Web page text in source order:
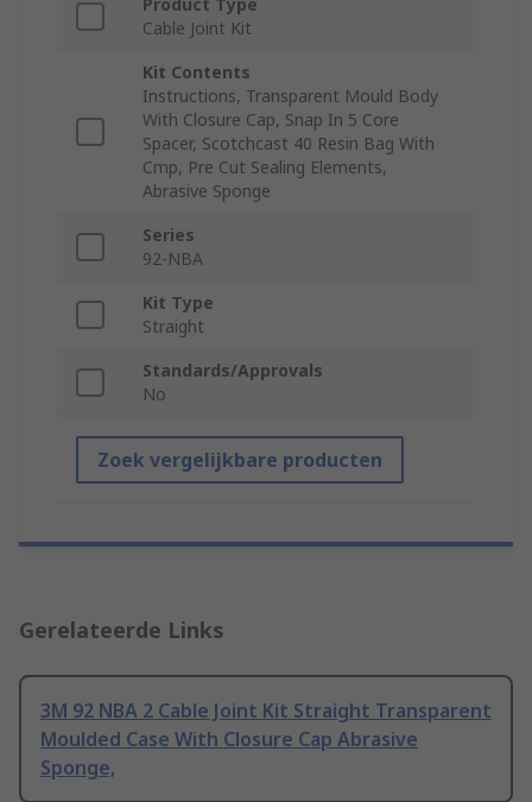
Product Type
Cable Joint Kit
Kit Contents
Instructions, Transparent Mould Body
With Closure Cap, Snap In 5 Core
Spacer, Scotchcast 40 Resin Bag With
Cmp, Pre Cut Sealing Elements,
Abrasive Sponge
Series
92-NBA
Kit Type
Straight
Standards/Approvals
No
Zoek vergelijkbare producten
Gerelateerde Links
3M 92 NBA 2 Cable Joint Kit Straight Transparent
Moulded Case With Closure Cap Abrasive
Sponge,